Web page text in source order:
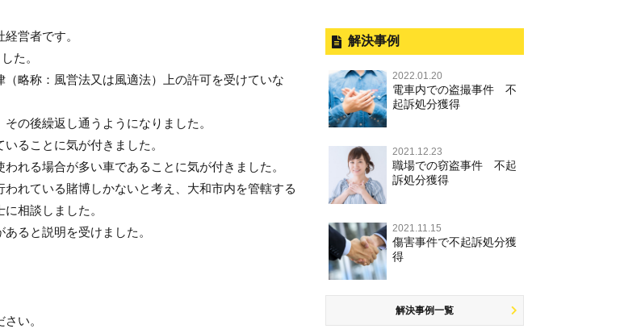
営者です。
た。
略称：風営法又は風適法）上の許可を受けていな
の後繰返し通うようになりました。
ることに気が付きました。
れる場合が多い車であることに気が付きました。
れている賭博しかないと考え、大和市内を管轄する
相談しました。
ると説明を受けました。
い。
逮捕されたら
釈放してほしい
逮捕後、早急な釈放・保釈を望む
ときにすべきこと
被害者との示談を円満に進めるた
めには
こと
刑事事件で被疑者を不起訴処分に
するには
事件を秘密にするためにとるべき
暴行・傷害
殺人
過失致死・過失傷害
脅迫・強要
逮捕・監禁
略取・誘拐・人身売買
業務妨害
公務執行妨害
性犯罪 TOP
痴漢
盗撮，のぞき
つ，準強制わいせつ），監護者わ
いせつ
不同意性交等・監護者性交等
淫行・援助交際
公然わいせつ罪，わいせつ物頒布
罪，淫行勧誘罪
児童ポルノ，リベンジポルノ
事件別－財産犯
財産犯 TOP
窃盗罪
強盗罪
詐欺罪
恐喝罪
横領・背任
盗品売買・譲り受け等
知的財産と刑事事件
事件別－薬物事件
薬物事件 TOP
覚せい剤
大麻
危険ドラッグ
事件別－交通違反・交通事故
交通違反・交通事故 TOP
人身事故・死亡事故
ひき逃げ・当て逃げ
無免許運転
飲酒運転
危険運転行為等
その他
その他 TOP
著作権法違反
商標法違反
犯罪収益移転防止法違反
外国人事件の手続きと特色
刑事裁判の概要・手続
公務員の逮捕・刑事事件
控訴・上告
国選弁護士と私選弁護士の違い
裁判員裁判
取調べの注意点
少年事件の手続と特色
少年事件の処分
解決事例
2022.01.20
電車内での盗撮事件 不
起訴処分獲得
2021.12.23
職場での窃盗事件 不起
訴処分獲得
2021.11.15
傷害事件で不起訴処分獲
得
解決事例一覧